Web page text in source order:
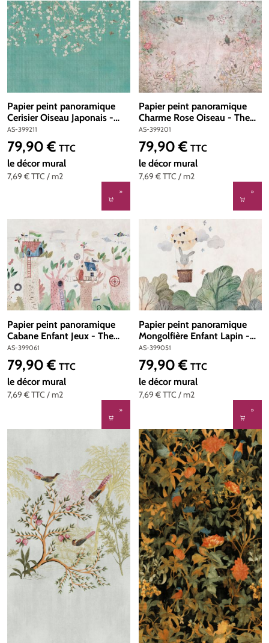
Papier peint panoramique
Cerisier Oiseau Japonais -
The Wall 3 d'A.S. Création |
Réf. AS-399211
AS-399211
7,69 €TTC / m2
Prix régulier :
79,90 € TTC
le décor mural
Papier peint panoramique
Charme Rose Oiseau - The
Wall 3 d'A.S. Création | Réf.
AS-399201
AS-399201
7,69 €TTC / m2
Prix régulier :
79,90 € TTC
le décor mural
Papier peint panoramique
Cabane Enfant Jeux - The
Wall 3 d'A.S. Création | Réf.
AS-399061
AS-399061
7,69 €TTC / m2
Prix régulier :
79,90 € TTC
le décor mural
Papier peint panoramique
Mongolfière Enfant Lapin -
The Wall 3 d'A.S. Création |
Réf. AS-399051
AS-399051
7,69 €TTC / m2
Prix régulier :
79,90 € TTC
le décor mural